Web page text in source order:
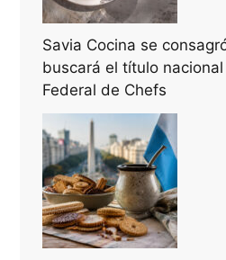
Savia Cocina se
buscará el título
Federal de Chefs